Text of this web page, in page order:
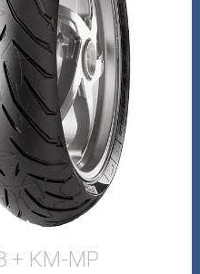
+ KM-MP